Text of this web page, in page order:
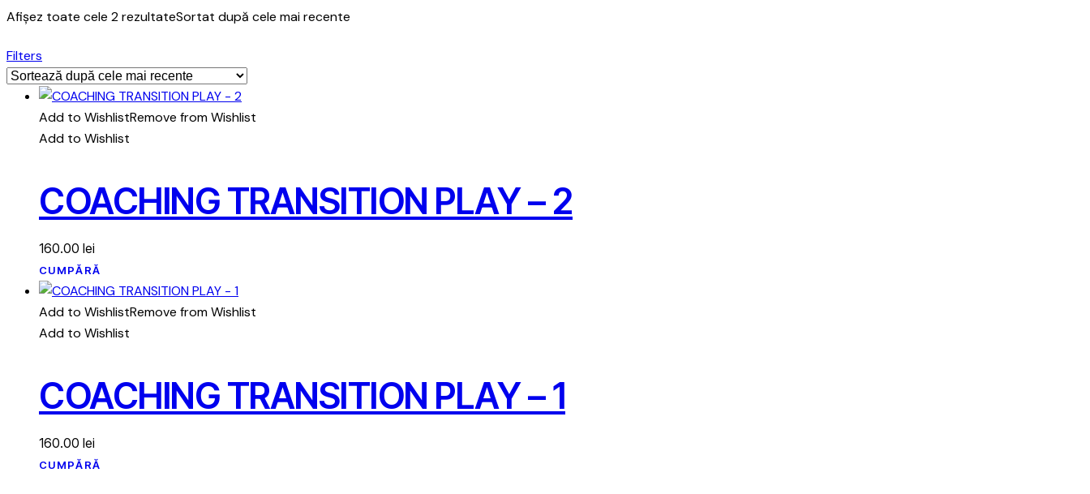
Afișez toate cele 2 rezultateSortat după cele mai recente
Filters
Add to WishlistRemove from Wishlist
Add to Wishlist
COACHING TRANSITION PLAY – 2
160.00 lei
CUMPĂRĂ
Add to WishlistRemove from Wishlist
Add to Wishlist
COACHING TRANSITION PLAY – 1
160.00 lei
CUMPĂRĂ